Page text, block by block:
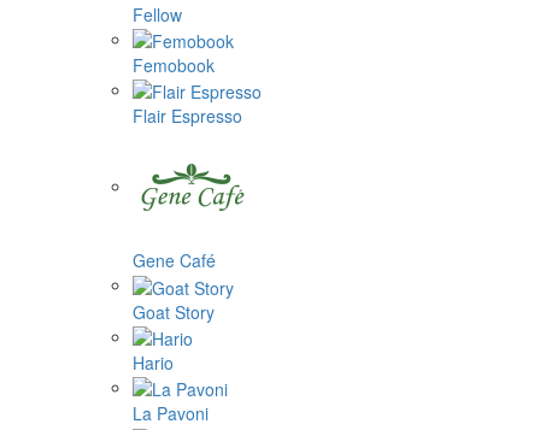
Fellow
Femobook
Flair Espresso
Gene Café
Goat Story
Hario
La Pavoni